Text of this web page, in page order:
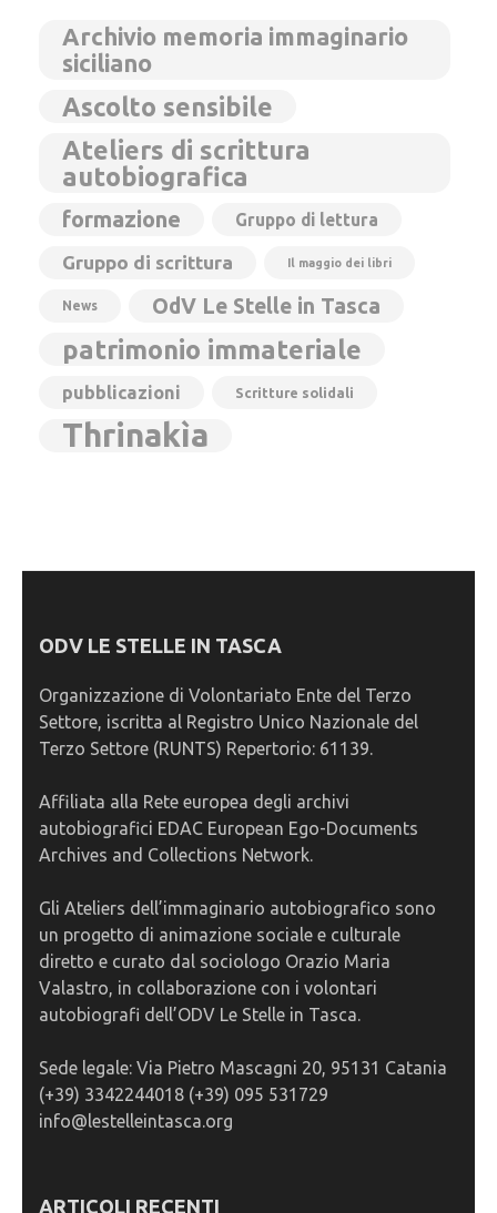
Archivio memoria immaginario
siciliano
Ascolto sensibile
Ateliers di scrittura
autobiografica
formazione Gruppo di lettura
Gruppo di scrittura Il maggio dei libri
News OdV Le Stelle in Tasca
patrimonio immateriale
pubblicazioni Scritture solidali
Thrinakìa
ODV LE STELLE IN TASCA
Organizzazione di Volontariato Ente del Terzo
Settore, iscritta al Registro Unico Nazionale del
Terzo Settore (RUNTS) Repertorio: 61139.
Affiliata alla Rete europea degli archivi
autobiografici EDAC European Ego-Documents
Archives and Collections Network.
Gli Ateliers dell’immaginario autobiografico sono
un progetto di animazione sociale e culturale
diretto e curato dal sociologo Orazio Maria
Valastro, in collaborazione con i volontari
autobiografi dell’ODV Le Stelle in Tasca.
Sede legale: Via Pietro Mascagni 20, 95131 Catania
(+39) 3342244018 (+39) 095 531729
info@lestelleintasca.org
ARTICOLI RECENTI